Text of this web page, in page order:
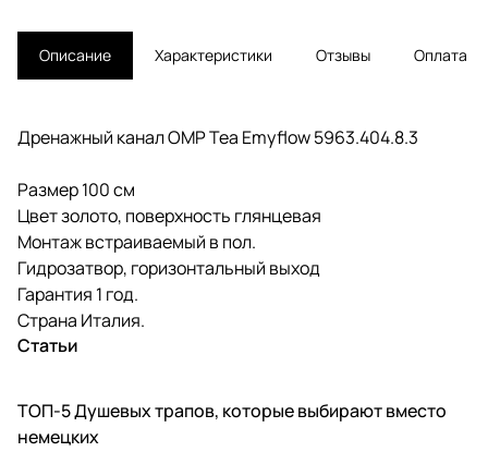
Описание Характеристики Отзывы Оплата
Дренажный канал OMP Tea Emyflow 5963.404.8.3
Размер 100 см
Цвет золото, поверхность глянцевая
Монтаж встраиваемый в пол.
Гидрозатвор, горизонтальный выход
Гарантия 1 год.
Страна Италия.
Статьи
Новинки
ТОП-5 Душевых трапов, которые выбирают вместо
немецких